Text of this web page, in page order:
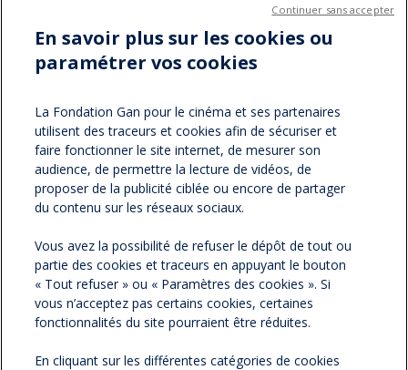
Partager sur :
facebook
twitterVersion
imprimable
NOS NEWSLETTERS
NOS PARTENAIRES
ESPACE PRESSE
En savoir plus sur les cookies ou
paramétrer vos cookies
La Fondation Gan pour le cinéma et ses partenaires
utilisent des traceurs et cookies afin de sécuriser et
faire fonctionner le site internet, de mesurer son
audience, de permettre la lecture de vidéos, de
proposer de la publicité ciblée ou encore de partager
du contenu sur les réseaux sociaux.
Vous avez la possibilité de refuser le dépôt de tout ou
partie des cookies et traceurs en appuyant le bouton
« Tout refuser » ou « Paramètres des cookies ». Si
vous n’acceptez pas certains cookies, certaines
fonctionnalités du site pourraient être réduites.
En cliquant sur les différentes catégories de cookies
Continuer sans accepter